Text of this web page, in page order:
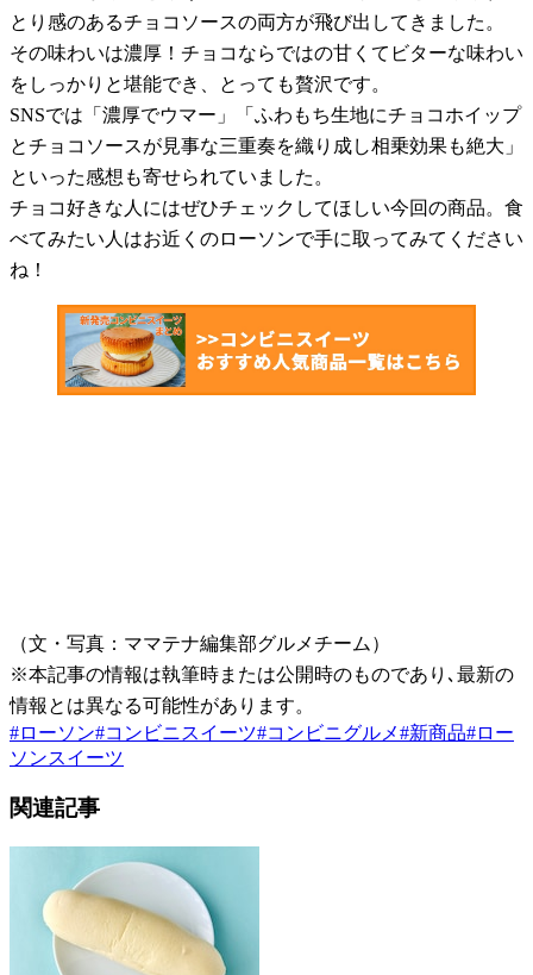
とり感のあるチョコソースの両方が飛び出してきました。
その味わいは濃厚！チョコならではの甘くてビターな味わい
をしっかりと堪能でき、とっても贅沢です。
SNSでは「濃厚でウマー」「ふわもち生地にチョコホイップ
とチョコソースが見事な三重奏を織り成し相乗効果も絶大」
といった感想も寄せられていました。
チョコ好きな人にはぜひチェックしてほしい今回の商品。食
べてみたい人はお近くのローソンで手に取ってみてください
ね！
（文・写真：ママテナ編集部グルメチーム）
※本記事の情報は執筆時または公開時のものであり､最新の
情報とは異なる可能性があります。
#ローソン#コンビニスイーツ#コンビニグルメ#新商品#ロー
ソンスイーツ
関連記事